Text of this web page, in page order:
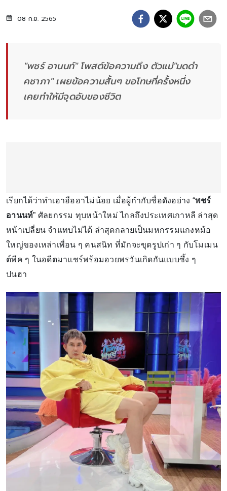
08 ก.ย. 2565
"พชร์ อานนท์" โพสต์ข้อความถึง ตัวแม่"มดดำ
คชาภา" เผยข้อความสั้นๆ ขอโทษที่ครั้งหนึ่ง
เคยทำให้มีจุดอับของชีวิต
เรียกได้ว่าทำเอาฮือฮาไม่น้อย เมื่อผู้กำกับชื่อดังอย่าง “พชร์
อานนท์” ศัลยกรรม ทุบหน้าใหม่ ไกลถึงประเทศเกาหลี ล่าสุด
หน้าเปลี่ยน จำแทบไม่ได้ ล่าสุดกลายเป็นมหกรรมแกงหม้อ
ใหญ่ของเหล่าเพื่อน ๆ คนสนิท ที่มักจะขุดรูปเก่า ๆ กับโมเมน
ต์พีค ๆ ในอดีตมาแชร์พร้อมอวยพรวันเกิดกันแบบซึ้ง ๆ
ปนฮา